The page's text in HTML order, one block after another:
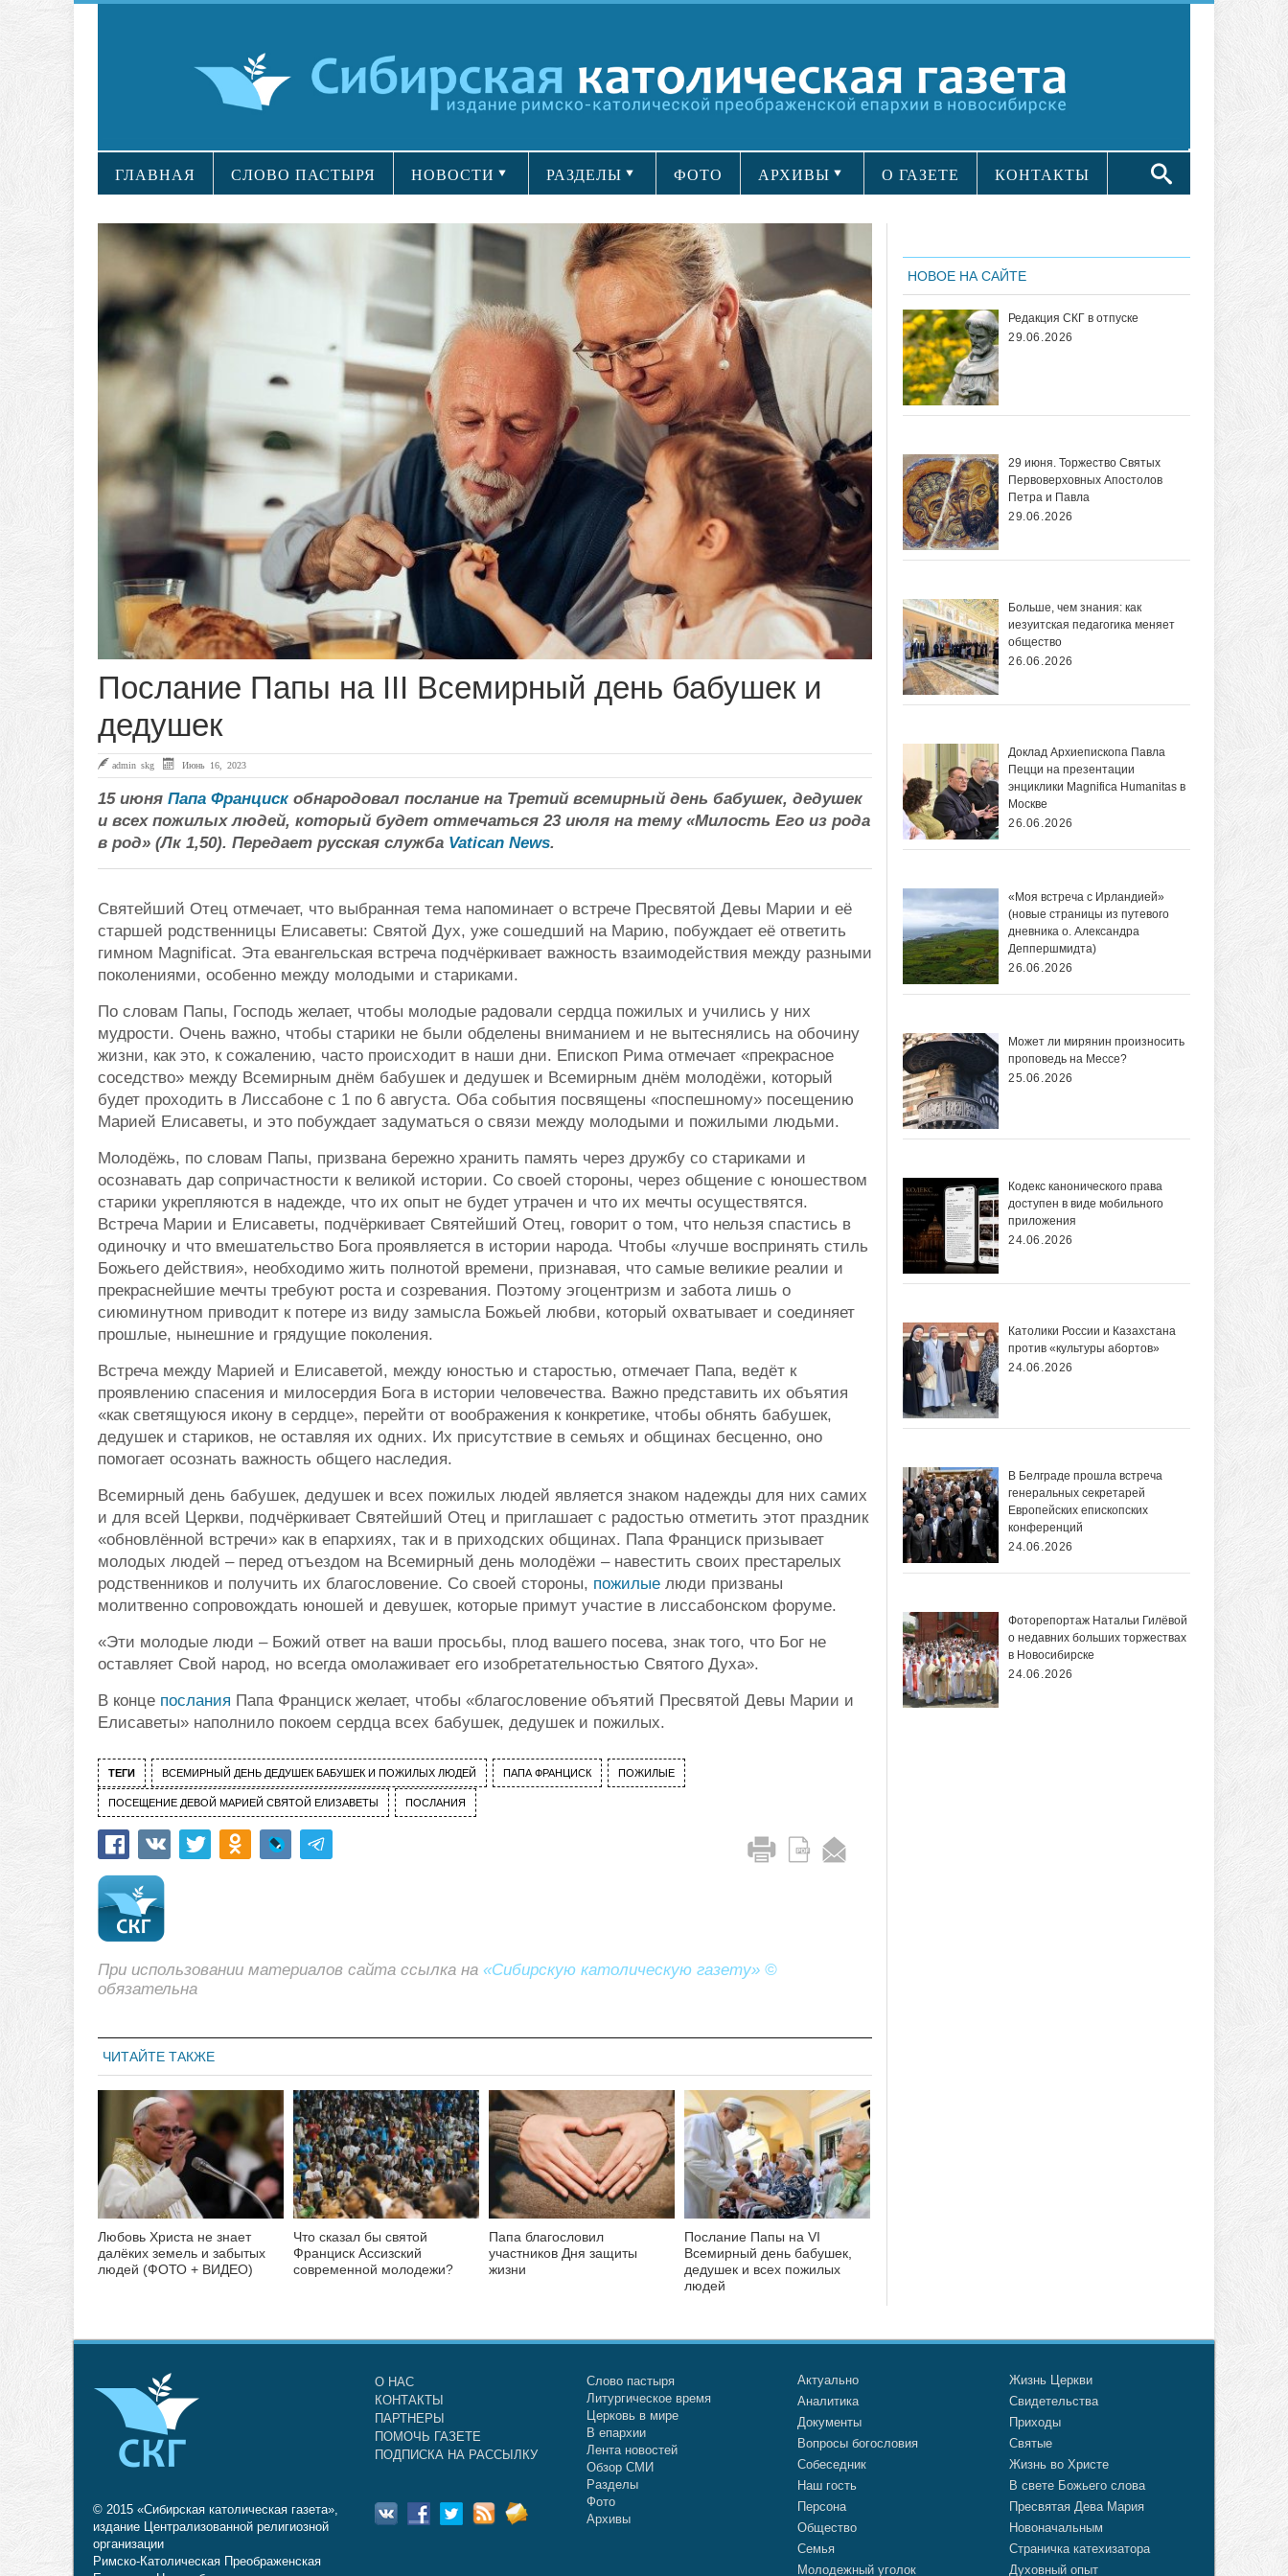
ГЛАВНАЯ СЛОВО ПАСТЫРЯ НОВОСТИ РАЗДЕЛЫ ФОТО АРХИВЫ О ГАЗЕТЕ КОНТАКТЫ
Послание Папы на III Всемирный день бабушек и
дедушек
admin skg Июнь 16, 2023
15 июня Папа Франциск обнародовал послание на Третий всемирный день бабушек, дедушек
и всех пожилых людей, который будет отмечаться 23 июля на тему «Милость Его из рода
в род» (Лк 1,50). Передает русская служба Vatican News.
Святейший Отец отмечает, что выбранная тема напоминает о встрече Пресвятой Девы Марии и её
старшей родственницы Елисаветы: Святой Дух, уже сошедший на Марию, побуждает её ответить
гимном Magnificat. Эта евангельская встреча подчёркивает важность взаимодействия между разными
поколениями, особенно между молодыми и стариками.
По словам Папы, Господь желает, чтобы молодые радовали сердца пожилых и учились у них
мудрости. Очень важно, чтобы старики не были обделены вниманием и не вытеснялись на обочину
жизни, как это, к сожалению, часто происходит в наши дни. Епископ Рима отмечает «прекрасное
соседство» между Всемирным днём бабушек и дедушек и Всемирным днём молодёжи, который
будет проходить в Лиссабоне с 1 по 6 августа. Оба события посвящены «поспешному» посещению
Марией Елисаветы, и это побуждает задуматься о связи между молодыми и пожилыми людьми.
Молодёжь, по словам Папы, призвана бережно хранить память через дружбу со стариками и
осознавать дар сопричастности к великой истории. Со своей стороны, через общение с юношеством
старики укрепляются в надежде, что их опыт не будет утрачен и что их мечты осуществятся.
Встреча Марии и Елисаветы, подчёркивает Святейший Отец, говорит о том, что нельзя спастись в
одиночку и что вмешательство Бога проявляется в истории народа. Чтобы «лучше воспринять стиль
Божьего действия», необходимо жить полнотой времени, признавая, что самые великие реалии и
прекраснейшие мечты требуют роста и созревания. Поэтому эгоцентризм и забота лишь о
сиюминутном приводит к потере из виду замысла Божьей любви, который охватывает и соединяет
прошлые, нынешние и грядущие поколения.
Встреча между Марией и Елисаветой, между юностью и старостью, отмечает Папа, ведёт к
проявлению спасения и милосердия Бога в истории человечества. Важно представить их объятия
«как светящуюся икону в сердце», перейти от воображения к конкретике, чтобы обнять бабушек,
дедушек и стариков, не оставляя их одних. Их присутствие в семьях и общинах бесценно, оно
помогает осознать важность общего наследия.
Всемирный день бабушек, дедушек и всех пожилых людей является знаком надежды для них самих
и для всей Церкви, подчёркивает Святейший Отец и приглашает с радостью отметить этот праздник
«обновлённой встречи» как в епархиях, так и в приходских общинах. Папа Франциск призывает
молодых людей – перед отъездом на Всемирный день молодёжи – навестить своих престарелых
родственников и получить их благословение. Со своей стороны, пожилые люди призваны
молитвенно сопровождать юношей и девушек, которые примут участие в лиссабонском форуме.
«Эти молодые люди – Божий ответ на ваши просьбы, плод вашего посева, знак того, что Бог не
оставляет Свой народ, но всегда омолаживает его изобретательностью Святого Духа».
В конце послания Папа Франциск желает, чтобы «благословение объятий Пресвятой Девы Марии и
Елисаветы» наполнило покоем сердца всех бабушек, дедушек и пожилых.
ТЕГИ ВСЕМИРНЫЙ ДЕНЬ ДЕДУШЕК БАБУШЕК И ПОЖИЛЫХ ЛЮДЕЙ ПАПА ФРАНЦИСК ПОЖИЛЫЕ
ПОСЕЩЕНИЕ ДЕВОЙ МАРИЕЙ СВЯТОЙ ЕЛИЗАВЕТЫ ПОСЛАНИЯ
При использовании материалов сайта ссылка на «Сибирскую католическую газету» ©
обязательна
ЧИТАЙТЕ ТАКЖЕ
Любовь Христа не знает
далёких земель и забытых
людей (ФОТО + ВИДЕО)
Что сказал бы святой
Франциск Ассизский
современной молодежи?
Папа благословил
участников Дня защиты
жизни
Послание Папы на VI
Всемирный день бабушек,
дедушек и всех пожилых
людей
НОВОЕ НА САЙТЕ
Редакция СКГ в отпуске
29.06.2026
29 июня. Торжество Святых
Первоверховных Апостолов
Петра и Павла
29.06.2026
Больше, чем знания: как
иезуитская педагогика меняет
общество
26.06.2026
Доклад Архиепископа Павла
Пецци на презентации
энциклики Magnifica Нumanitas в
Москве
26.06.2026
«Моя встреча с Ирландией»
(новые страницы из путевого
дневника о. Александра
Деппершмидта)
26.06.2026
Может ли мирянин произносить
проповедь на Мессе?
25.06.2026
Кодекс канонического права
доступен в виде мобильного
приложения
24.06.2026
Католики России и Казахстана
против «культуры абортов»
24.06.2026
В Белграде прошла встреча
генеральных секретарей
Европейских епископских
конференций
24.06.2026
Фоторепортаж Натальи Гилёвой
о недавних больших торжествах
в Новосибирске
24.06.2026
© 2015 «Сибирская католическая газета»,
издание Централизованной религиозной
организации
Римско-Католическая Преображенская
О НАС
КОНТАКТЫ
ПАРТНЕРЫ
ПОМОЧЬ ГАЗЕТЕ
ПОДПИСКА НА РАССЫЛКУ
Слово пастыря
Литургическое время
Церковь в мире
В епархии
Лента новостей
Обзор СМИ
Разделы
Фото
Архивы
Актуально
Аналитика
Документы
Вопросы богословия
Собеседник
Наш гость
Персона
Общество
Семья
Молодежный уголок
Жизнь Церкви
Свидетельства
Приходы
Святые
Жизнь во Христе
В свете Божьего слова
Пресвятая Дева Мария
Новоначальным
Страничка катехизатора
Духовный опыт